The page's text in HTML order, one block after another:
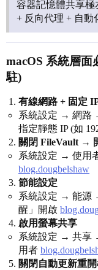
容器記憶體共享極
+ 反向代理 + 自動
macOS 系統層面
駐)
有線網路 + 固定
系統設定 → 網路
指定靜態 IP (如
關閉 FileVault →
系統設定 → 使用
blog.dougbelshaw
節能設定
系統設定 → 能源
醒」開啟
啟用螢幕共享
系統設定 → 共享
用者
關閉自動更新重